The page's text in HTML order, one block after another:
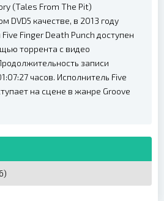
(Tales From The Pit)
DVD5 качестве, в 2013 году
Finger Death Punch доступен
торрента с видео
записи
часов. Исполнитель Five
на сцене в жанре Groove